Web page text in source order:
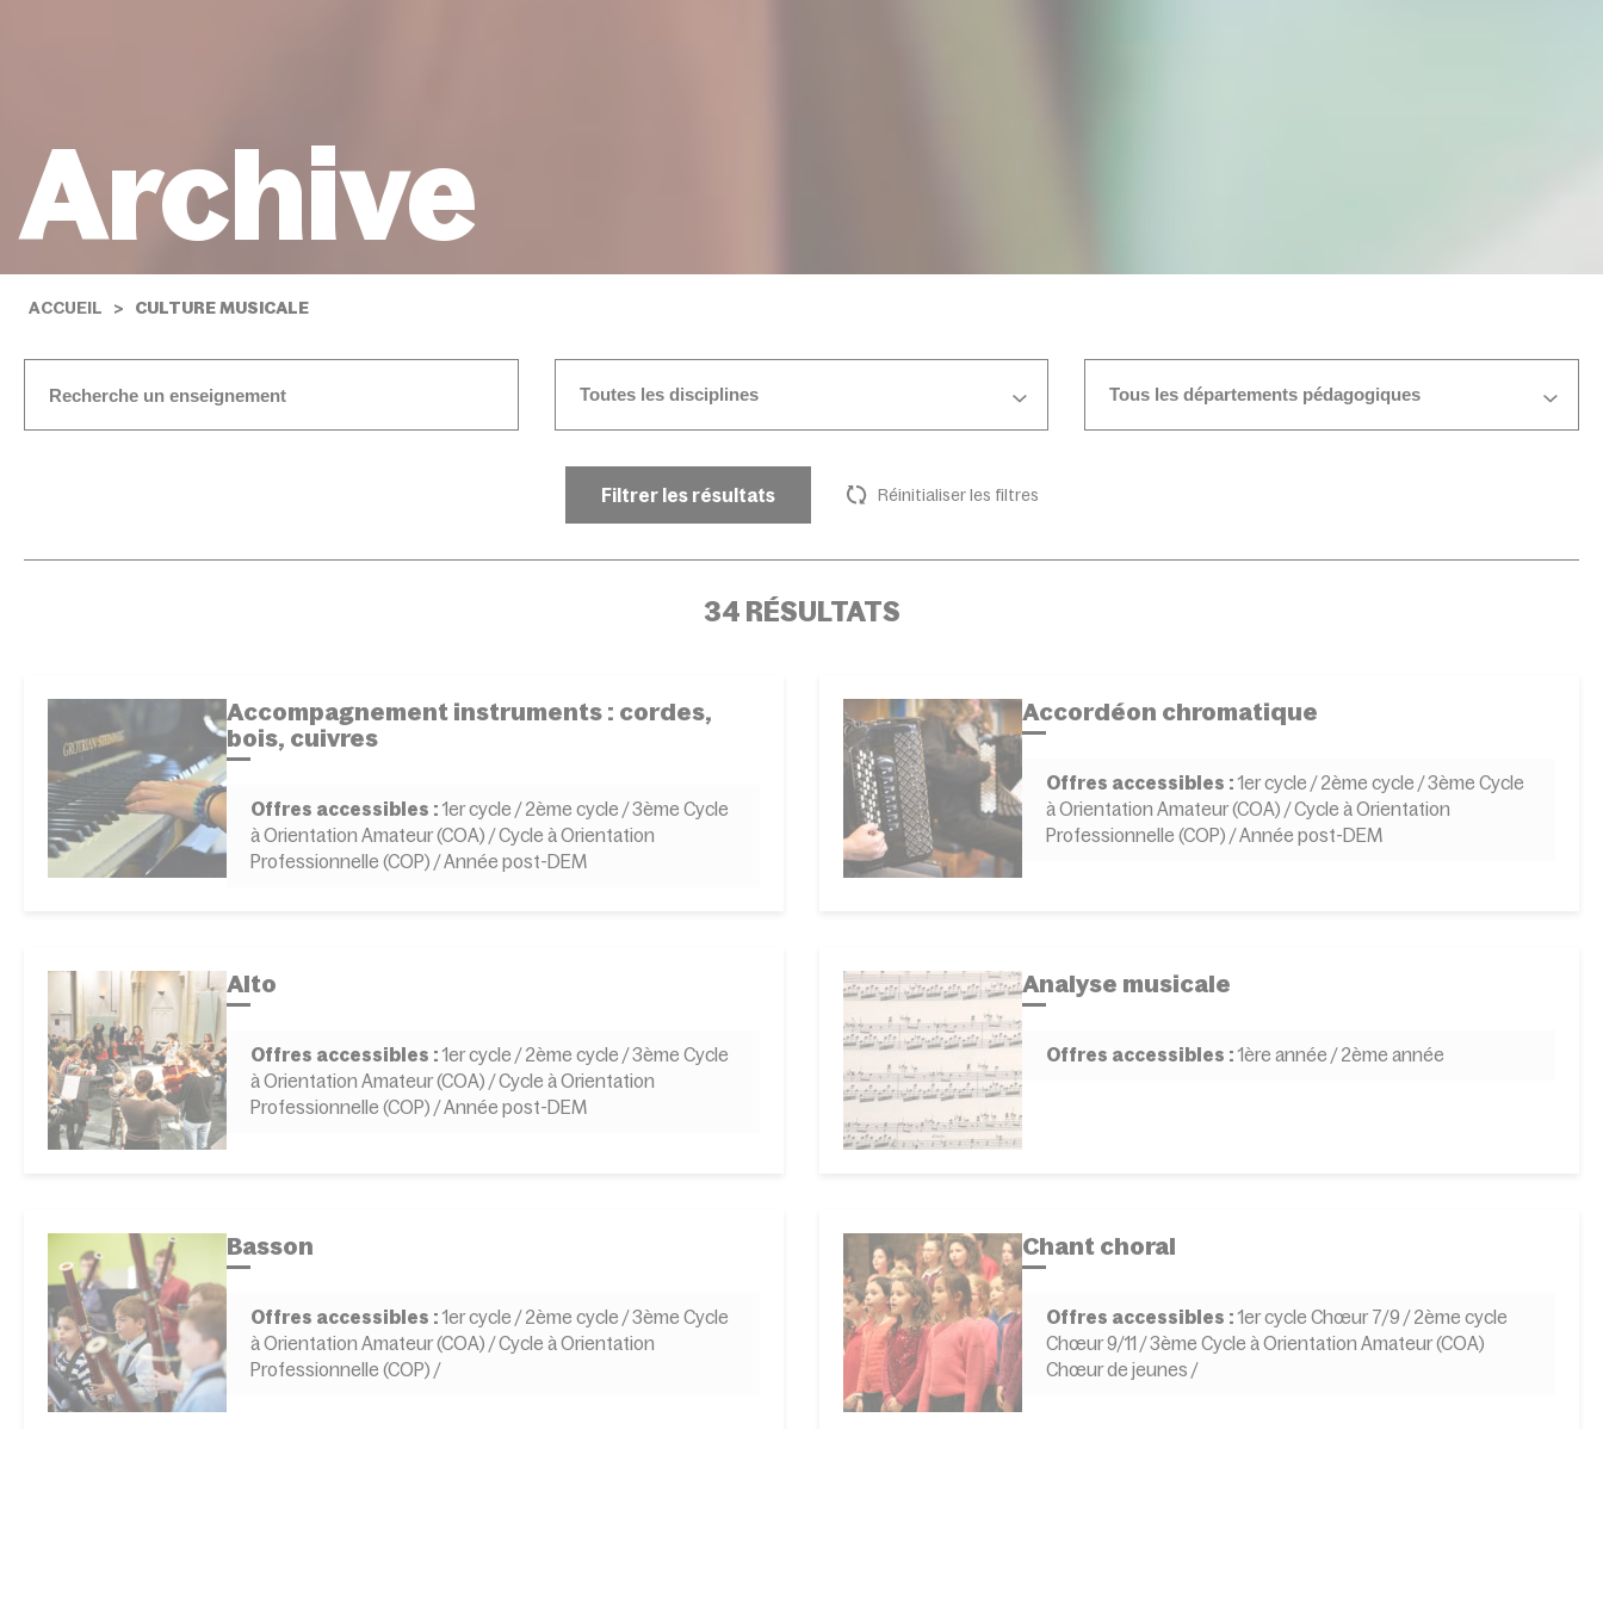
Archive
ACCUEIL CULTURE MUSICALE
Toutes les disciplines Tous les départements pédagogiques
Filtrer les résultats Réinitialiser les filtres
34 RÉSULTATS
Accompagnement instruments : cordes,
bois, cuivres
Offres accessibles : 1er cycle / 2ème cycle / 3ème Cycle
à Orientation Amateur (COA) / Cycle à Orientation
Professionnelle (COP) / Année post-DEM
Accordéon chromatique
Offres accessibles : 1er cycle / 2ème cycle / 3ème Cycle
à Orientation Amateur (COA) / Cycle à Orientation
Professionnelle (COP) / Année post-DEM
Alto
Offres accessibles : 1er cycle / 2ème cycle / 3ème Cycle
à Orientation Amateur (COA) / Cycle à Orientation
Professionnelle (COP) / Année post-DEM
Analyse musicale
Offres accessibles : 1ère année / 2ème année
Basson
Offres accessibles : 1er cycle / 2ème cycle / 3ème Cycle
à Orientation Amateur (COA) / Cycle à Orientation
Professionnelle (COP) /
Chant choral
Offres accessibles : 1er cycle Chœur 7/9 / 2ème cycle
Chœur 9/11 / 3ème Cycle à Orientation Amateur (COA)
Chœur de jeunes /